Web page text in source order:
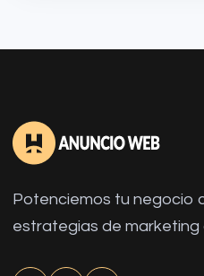
Potenciemos tu negocio
estrategias de marketing